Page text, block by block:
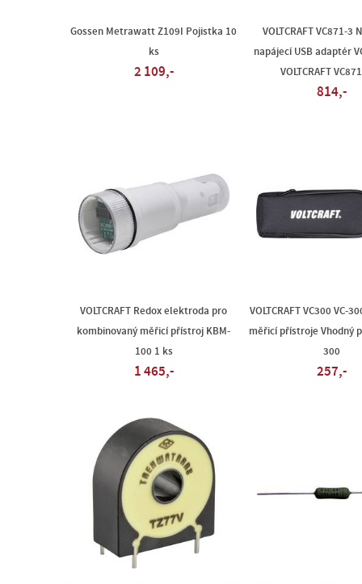
Gossen Metrawatt Z109I Pojistka 10
ks
2 109,-
VOLTCRAFT VC871-3
napájecí USB adaptér
VOLTCRAFT
814,-
VOLTCRAFT Redox elektroda pro
kombinovaný měřicí přístroj KBM-
100 1 ks
1 465,-
VOLTCRAFT VC300 VC-
měřicí přístroje Vhodný
300
257,-